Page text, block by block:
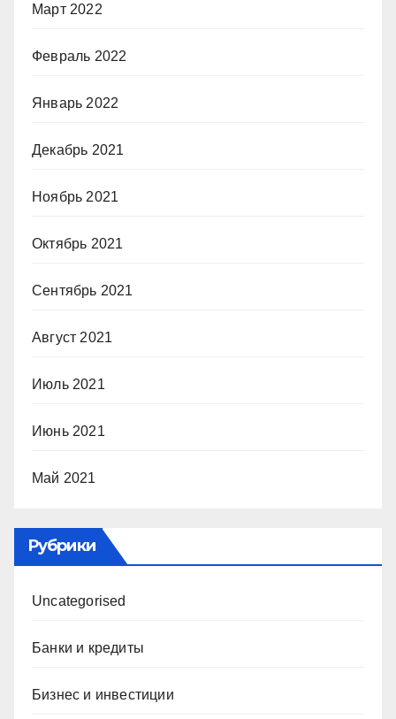
Март 2022
Февраль 2022
Январь 2022
Декабрь 2021
Ноябрь 2021
Октябрь 2021
Сентябрь 2021
Август 2021
Июль 2021
Июнь 2021
Май 2021
Рубрики
Uncategorised
Банки и кредиты
Бизнес и инвестиции